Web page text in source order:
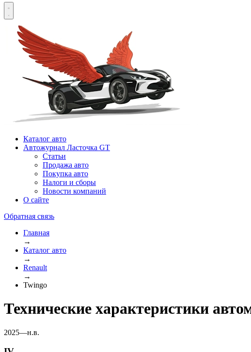
Каталог авто
Автожурнал Ласточка GT
Статьи
Продажа авто
Покупка авто
Налоги и сборы
Новости компаний
О сайте
Обратная связь
Главная
→
Каталог авто
→
Renault
→
Twingo
Технические характеристики
2025—н.в.